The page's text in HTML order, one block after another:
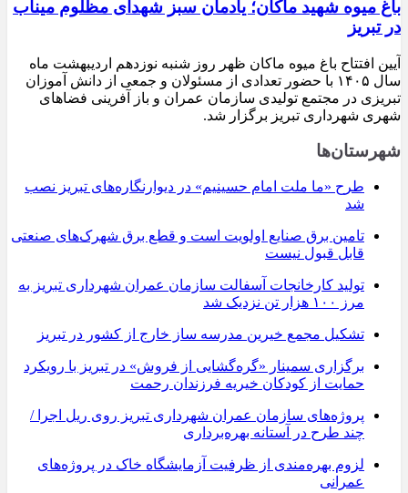
باغ میوه شهید ماکان؛ یادمان سبز شهدای مظلوم میناب
در تبریز
آیین افتتاح باغ میوه ماکان ظهر روز شنبه نوزدهم اردیبهشت ماه
سال ۱۴۰۵ با حضور تعدادی از مسئولان و جمعی از دانش آموزان
تبریزی در مجتمع تولیدی سازمان عمران و باز آفرینی فضاهای
شهری شهرداری تبریز برگزار شد.
شهرستان‌ها
طرح «ما ملت امام حسینیم» در دیوارنگاره‌های تبریز نصب
شد
تامین برق صنایع اولویت است و قطع برق شهرک‌های صنعتی
قابل قبول نیست
تولید کارخانجات آسفالت سازمان عمران شهرداری تبریز به
مرز ۱۰۰ هزار تن نزدیک شد
تشکیل مجمع خیرین مدرسه ‌ساز خارج از کشور در تبریز
برگزاری سمینار «گره‌گشایی از فروش» در تبریز با رویکرد
حمایت از کودکان خیریه فرزندان رحمت
پروژه‌های سازمان عمران شهرداری تبریز روی ریل اجرا /
چند طرح در آستانه بهره‌برداری
لزوم بهره‌مندی از ظرفیت آزمایشگاه خاک در پروژه‌های
عمرانی